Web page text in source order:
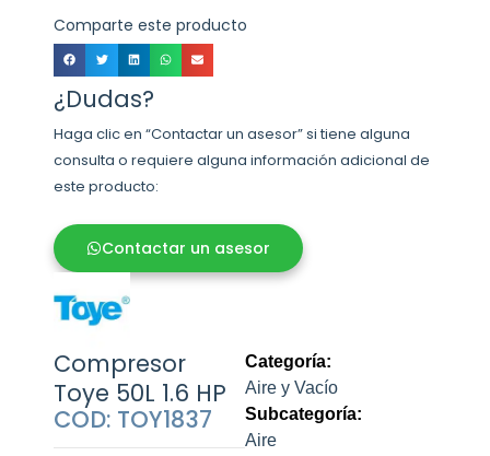
Comparte este producto
¿Dudas?
Haga clic en “Contactar un asesor” si tiene alguna
consulta o requiere alguna información adicional de
este producto:
Contactar un asesor
Compresor
Toye 50L 1.6 HP
COD: TOY1837
Categoría:
Aire y Vacío
Subcategoría:
Aire